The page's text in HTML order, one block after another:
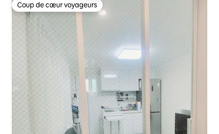
Coup de cœur voyageurs
Coup de cœur voyageurs